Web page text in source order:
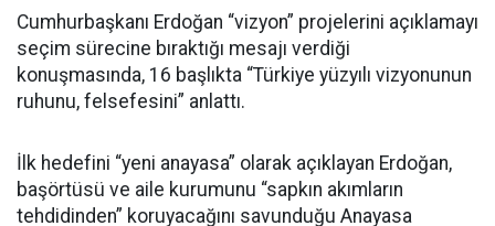
Cumhurbaşkanı Erdoğan “vizyon” projelerini açıklamayı
seçim sürecine bıraktığı mesajı verdiği
konuşmasında, 16 başlıkta “Türkiye yüzyılı vizyonunun
ruhunu, felsefesini” anlattı.
İlk hedefini “yeni anayasa” olarak açıklayan Erdoğan,
başörtüsü ve aile kurumunu “sapkın akımların
tehdidinden” koruyacağını savunduğu Anayasa